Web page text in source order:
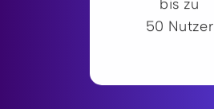
bis zu
50 Nutzer